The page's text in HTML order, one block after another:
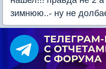
зимнюю..- ну не